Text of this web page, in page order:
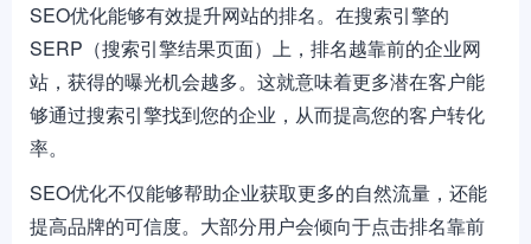
SEO优化能够有效提升网站的排名。在搜索引擎的
SERP（搜索引擎结果页面）上，排名越靠前的企业网
站，获得的曝光机会越多。这就意味着更多潜在客户能
够通过搜索引擎找到您的企业，从而提高您的客户转化
率。
SEO优化不仅能够帮助企业获取更多的自然流量，还能
提高品牌的可信度。大部分用户会倾向于点击排名靠前